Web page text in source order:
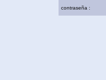
contraseña :